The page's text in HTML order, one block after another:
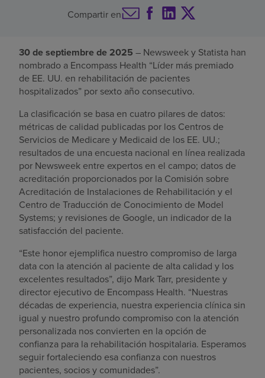
Compartir en
30 de septiembre de 2025 – Newsweek y Statista han
nombrado a Encompass Health “Líder más premiado
de EE. UU. en rehabilitación de pacientes
hospitalizados” por sexto año consecutivo.
La clasificación se basa en cuatro pilares de datos:
métricas de calidad publicadas por los Centros de
Servicios de Medicare y Medicaid de los EE. UU.;
resultados de una encuesta nacional en línea realizada
por Newsweek entre expertos en el campo; datos de
acreditación proporcionados por la Comisión sobre
Acreditación de Instalaciones de Rehabilitación y el
Centro de Traducción de Conocimiento de Model
Systems; y revisiones de Google, un indicador de la
satisfacción del paciente.
“Este honor ejemplifica nuestro compromiso de larga
data con la atención al paciente de alta calidad y los
excelentes resultados”, dijo Mark Tarr, presidente y
director ejecutivo de Encompass Health. “Nuestras
décadas de experiencia, nuestra experiencia clínica sin
igual y nuestro profundo compromiso con la atención
personalizada nos convierten en la opción de
confianza para la rehabilitación hospitalaria. Esperamos
seguir fortaleciendo esa confianza con nuestros
pacientes, socios y comunidades”.